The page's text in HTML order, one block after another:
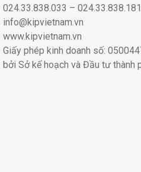
024.33.838.033 – 024.33.838.181
info@kipvietnam.vn
www.kipvietnam.vn
Giấy phép kinh doanh số:
bởi Sở kế hoạch và Đầu tư thành